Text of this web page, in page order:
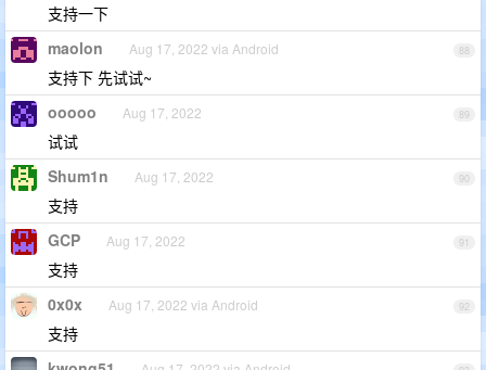
支持一下
88
maolon Aug 17, 2022 via Android
支持下 先试试~
89
ooooo Aug 17, 2022
试试
90
Shum1n Aug 17, 2022
支持
91
GCP Aug 17, 2022
支持
92
0x0x Aug 17, 2022 via Android
支持